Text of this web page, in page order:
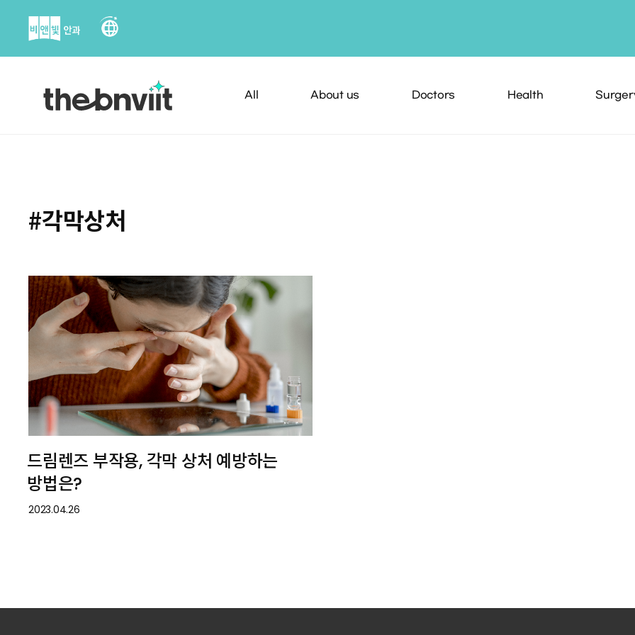
content
All About us Doctors Health
#각막상처
드림렌즈 부작용, 각막 상처 예방하는
방법은?
2023.04.26